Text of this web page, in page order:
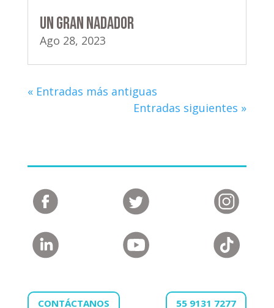
Un gran nadador
Ago 28, 2023
« Entradas más antiguas
Entradas siguientes »
CONTÁCTANOS 55 9131 7277